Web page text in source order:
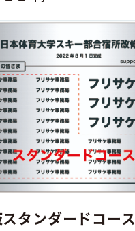
タンダードコース